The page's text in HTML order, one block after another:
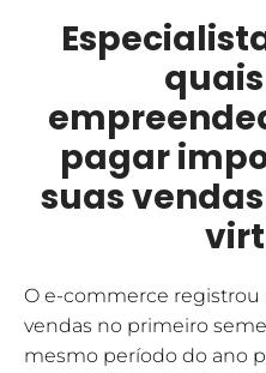
pagar
suas
O e-commerce registrou
vendas no primeiro
mesmo período do ano